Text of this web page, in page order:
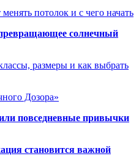
потолок и с чего начать
солнечный
размеры и как выбрать
Дозора»
повседневные привычки
становится важной